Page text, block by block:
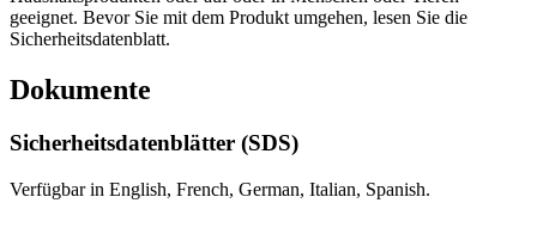
geeignet. Bevor Sie mit dem Produkt umgehen, lesen Sie die
Sicherheitsdatenblatt.
Dokumente
Sicherheitsdatenblätter (SDS)
Verfügbar in English, French, German, Italian, Spanish.